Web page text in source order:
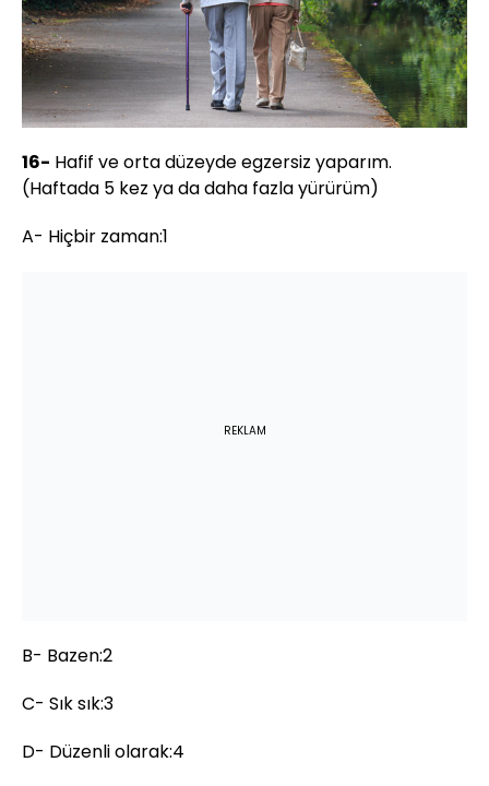
16- Hafif ve orta düzeyde egzersiz yaparım.
(Haftada 5 kez ya da daha fazla yürürüm)
A- Hiçbir zaman:1
REKLAM
B- Bazen:2
C- Sık sık:3
D- Düzenli olarak:4